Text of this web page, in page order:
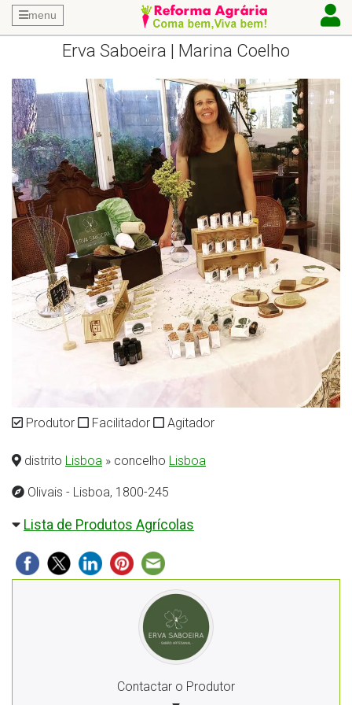
menu
Erva Saboeira | Marina Coelho
Produtor Facilitador Agitador
distrito Lisboa » concelho Lisboa
Olivais - Lisboa, 1800-245
Lista de Produtos Agrícolas
Contactar o Produtor